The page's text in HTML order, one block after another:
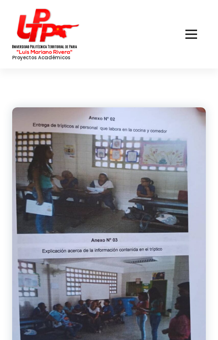
Content
Proyectos Académicos